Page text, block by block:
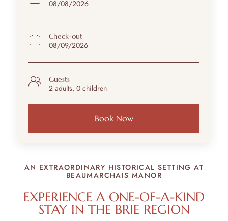
Check-out
Guests
2 adults, 0 children
AN EXTRAORDINARY HISTORICAL SETTING AT
BEAUMARCHAIS MANOR
EXPERIENCE A ONE-OF-A-KIND
STAY IN THE BRIE REGION